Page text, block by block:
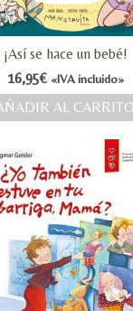
opiniones de
¡Así se hace un bebé!
16,95€ «IVA incluido»
AL CARRITO